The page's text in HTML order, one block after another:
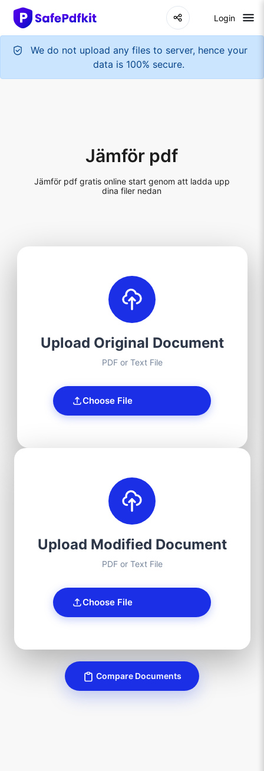
Login
We do not upload any files to server, hence your
data is 100% secure.
Jämför pdf
Jämför pdf gratis online start genom att ladda upp
dina filer nedan
Upload Original Document
PDF or Text File
Choose File
Upload Modified Document
PDF or Text File
Choose File
Compare Documents